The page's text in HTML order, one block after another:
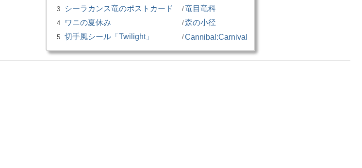
3 シーラカンス竜のポストカード /竜目竜科
4 ワニの夏休み /森の小径
5 切手風シール「Twilight」 /Cannibal:Carnival